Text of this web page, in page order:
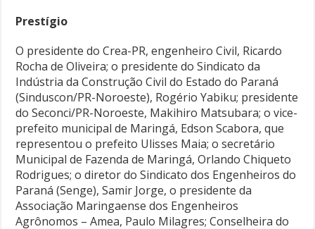
Prestígio
O presidente do Crea-PR, engenheiro Civil, Ricardo
Rocha de Oliveira; o presidente do Sindicato da
Indústria da Construção Civil do Estado do Paraná
(Sinduscon/PR-Noroeste), Rogério Yabiku; presidente
do Seconci/PR-Noroeste, Makihiro Matsubara; o vice-
prefeito municipal de Maringá, Edson Scabora, que
representou o prefeito Ulisses Maia; o secretário
Municipal de Fazenda de Maringá, Orlando Chiqueto
Rodrigues; o diretor do Sindicato dos Engenheiros do
Paraná (Senge), Samir Jorge, o presidente da
Associação Maringaense dos Engenheiros
Agrônomos – Amea, Paulo Milagres; Conselheira do